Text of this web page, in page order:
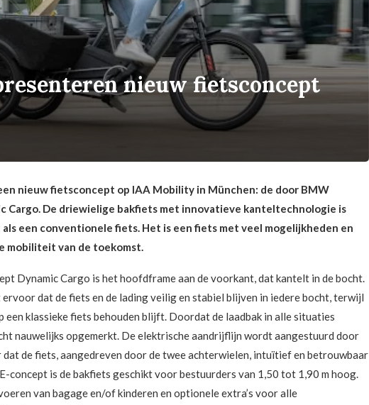
nieuw fietsconcept
nieuw fietsconcept op IAA Mobility in München: de door BMW
Cargo. De driewielige bakfiets met innovatieve kanteltechnologie is
een conventionele fiets. Het is een fiets met veel mogelijkheden en
mobiliteit van de toekomst.
Dynamic Cargo is het hoofdframe aan de voorkant, dat kantelt in de bocht.
dat de fiets en de lading veilig en stabiel blijven in iedere bocht, terwijl
klassieke fiets behouden blijft. Doordat de laadbak in alle situaties
nauwelijks opgemerkt. De elektrische aandrijflijn wordt aangestuurd door
de fiets, aangedreven door de twee achterwielen, intuïtief en betrouwbaar
concept is de bakfiets geschikt voor bestuurders van 1,50 tot 1,90 m hoog.
van bagage en/of kinderen en optionele extra’s voor alle